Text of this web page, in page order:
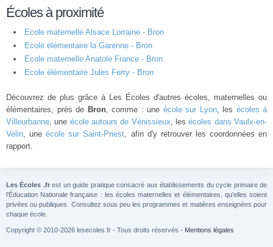
Écoles à proximité
Ecole maternelle Alsace Lorraine - Bron
Ecole élémentaire la Garenne - Bron
Ecole maternelle Anatole France - Bron
Ecole élémentaire Jules Ferry - Bron
Découvrez de plus grâce à Les Écoles d'autres écoles, maternelles ou
élémentaires, près de Bron, comme : une école sur Lyon, les écoles à
Villeurbanne, une école autours de Vénissieux, lesécoles dans Vaulx-en-
Velin, uneécole sur Saint-Priest, afin d'y retrouver les coordonnées en
rapport.
Les Écoles .frest un guide pratique consacré aux établissements du cycle primaire de
l'Éducation Nationale française : les écoles maternelles et élémentaires, qu'elles soient
privées ou publiques. Consultez sous peu les programmes et matières enseignées pour
chaque école.
Copyright © 2010-2026 lesecoles.fr - Tous droits réservés - Mentions légales